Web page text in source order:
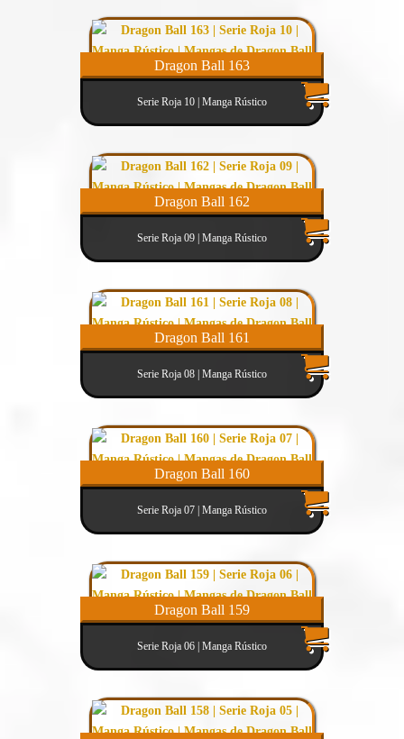
Dragon Ball 163
Serie Roja 10 | Manga Rústico
Dragon Ball 162
Serie Roja 09 | Manga Rústico
Dragon Ball 161
Serie Roja 08 | Manga Rústico
Dragon Ball 160
Serie Roja 07 | Manga Rústico
Dragon Ball 159
Serie Roja 06 | Manga Rústico